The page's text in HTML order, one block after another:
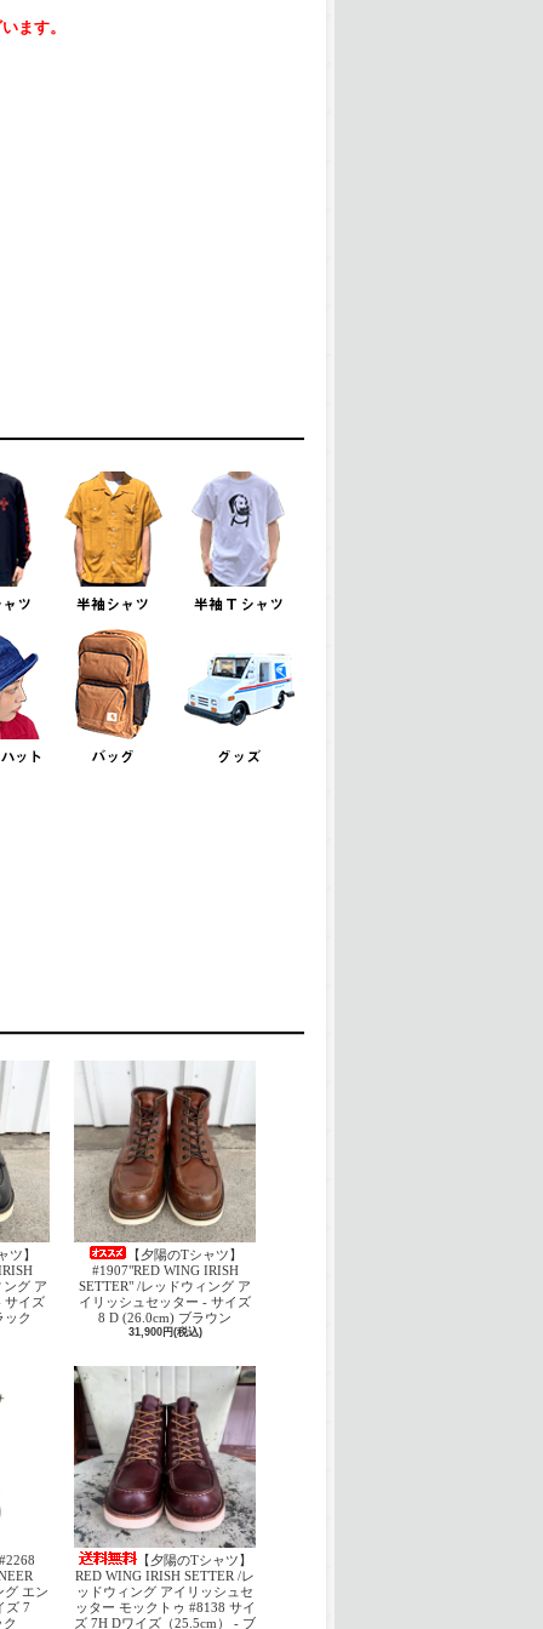
ます。
ツ】
ング ア
サイズ
ック
【夕陽のTシャツ】
#1907"RED WING IRISH
SETTER" /レッドウィング ア
イリッシュセッター - サイズ
8 D (26.0cm) ブラウン
31,900円(税込)
グ エン
ズ 7
【夕陽のTシャツ】
RED WING IRISH SETTER /レ
ッドウィング アイリッシュセ
ッター モックトゥ #8138 サイ
ズ 7H Dワイズ（25.5cm） - ブ